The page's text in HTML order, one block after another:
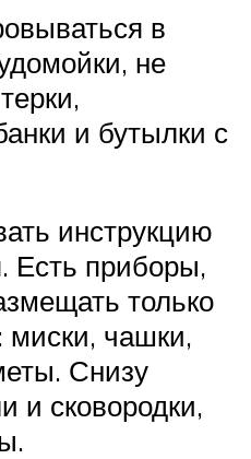
в
не
и бутылки с
инструкцию
Есть приборы,
только
миски, чашки,
Снизу
и сковородки,